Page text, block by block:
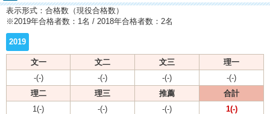
表示形式：合格数（現役合格数）
※2019年合格者数：1名 / 2018年合格者数：2名
2019
文一 文二 文三
理一
-(-)
-(-) -(-)
-(-)
理二
理三 推薦
合計
1(-)
-(-) -(-) 1(-)